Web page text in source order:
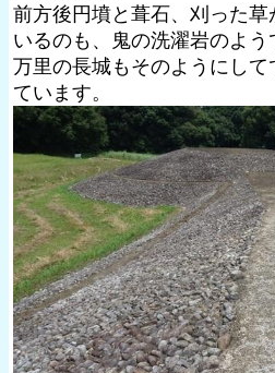
前方後円墳と葺石、刈った
いるのも、鬼の洗濯岩のよう
万里の長城もそのようにし
ています。